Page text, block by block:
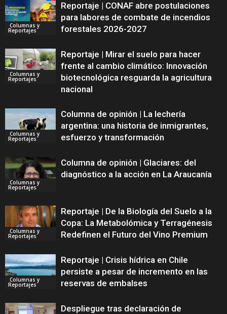
Columnas y
Reportajes
Reportaje | CONAF abre postulaciones
para labores de combate de incendios
forestales 2026-2027
Columnas y
Reportajes
Reportaje | Mirar el suelo para hacer
frente al cambio climático: Innovación
biotecnológica resguarda la agricultura
nacional
Columnas y
Reportajes
Columna de opinión | La lechería
argentina: una historia de inmigrantes,
esfuerzo y transformación
Columnas y
Reportajes
Columna de opinión | Glaciares: del
diagnóstico a la acción en La Araucanía
Columnas y
Reportajes
Reportaje | De la Biología del Suelo a la
Copa: La Metabolómica y Terragénesis
Redefinen el Futuro del Vino Premium
Columnas y
Reportajes
Reportaje | Crisis hídrica en Chile
persiste a pesar de incremento en las
reservas de embalses
Despliegue tras declaración de